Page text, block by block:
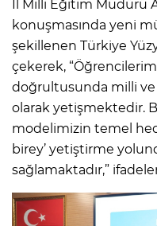
İl Milli Eğitim Müdürü
konuşmasında yeni
şekillenen Türkiye
çekerek,
doğrultusunda milli
olarak yetişmektedir.
modelimizin temel
birey’ yetiştirme
sağlamaktadır,”